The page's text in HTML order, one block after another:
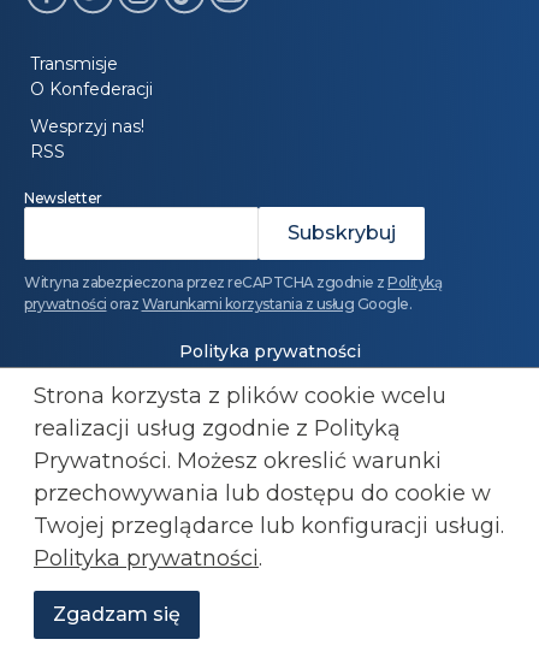
Transmisje
O Konfederacji
Wesprzyj nas!
RSS
Newsletter
Witryna zabezpieczona przez reCAPTCHA zgodnie z Polityką
prywatności oraz Warunkami korzystania z usług Google.
Polityka prywatności
Regulamin
Dołącz do Konfederacji: 501 447 977
kluby@konfederacja.pl
biuro.prasowe@konfederacja.pl
Strona korzysta z plików cookie wcelu
realizacji usług zgodnie z Polityką
Prywatności. Możesz okreslić warunki
przechowywania lub dostępu do cookie w
Twojej przeglądarce lub konfiguracji usługi.
Polityka prywatności.
Zgadzam się